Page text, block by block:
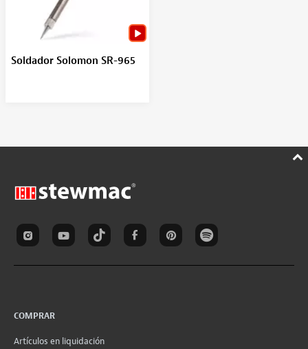
Soldador Solomon SR-965
COMPRAR
Artículos en liquidación